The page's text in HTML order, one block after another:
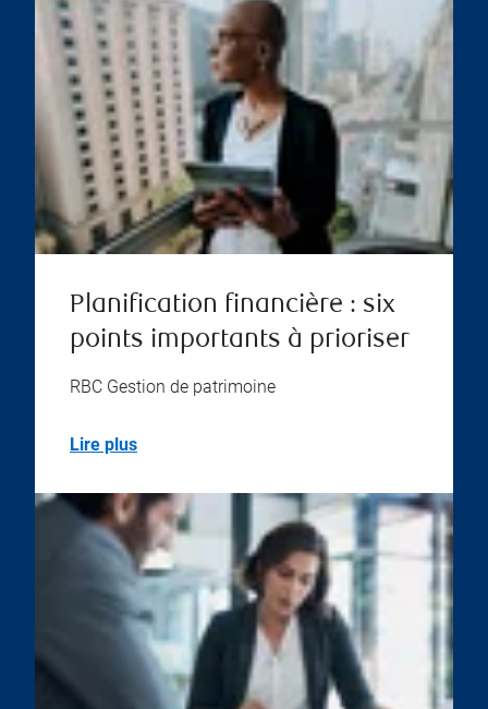
Planification financière : six
points importants à prioriser
RBC Gestion de patrimoine
Lire plus